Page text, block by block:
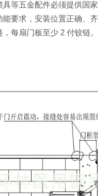
等五金配件必须提供国
要求，安装位置正确、
每扇门板至少 2 付铰链